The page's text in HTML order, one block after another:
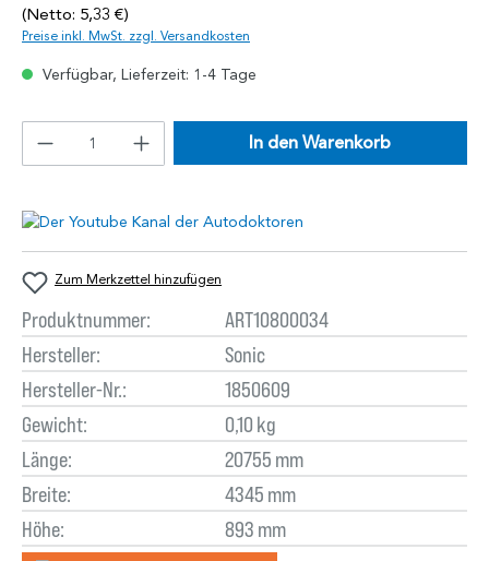
(Netto: 5,33 €)
Preise inkl. MwSt. zzgl. Versandkosten
Verfügbar, Lieferzeit: 1-4 Tage
In den Warenkorb
Zum Merkzettel hinzufügen
Produktnummer:
ART10800034
Hersteller:
Sonic
Hersteller-Nr.:
1850609
Gewicht:
0,10 kg
Länge:
20755 mm
Breite:
4345 mm
Höhe:
893 mm